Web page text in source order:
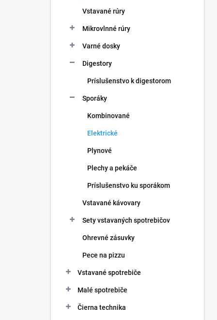
Vstavané rúry
Mikrovlnné rúry
Varné dosky
Digestory
Príslušenstvo k digestorom
Sporáky
Kombinované
Elektrické
Plynové
Plechy a pekáče
Príslušenstvo ku sporákom
Vstavané kávovary
Sety vstavaných spotrebičov
Ohrevné zásuvky
Pece na pizzu
Vstavané spotrebiče
Malé spotrebiče
Čierna technika